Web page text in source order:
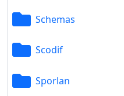
Schemas
Scodif
Sporlan